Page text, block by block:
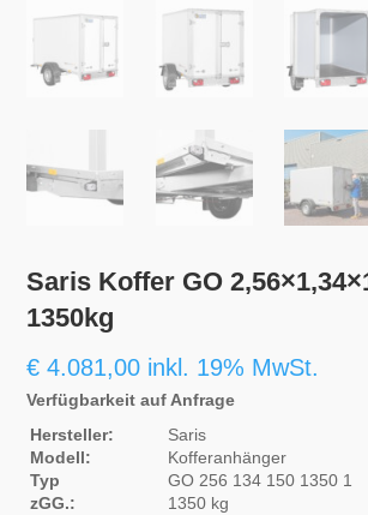
Saris Koffer GO
1350kg
€ 4.081,00 inkl. 19% MwSt.
Verfügbarkeit auf Anfrage
Hersteller:
Saris
Modell:
Kofferanhänger
Typ
GO 256 134 150 1350 1
zGG.:
1350 kg